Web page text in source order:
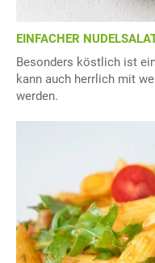
EINFACHER
Besonders köstlich ist
kann auch herrlich mit
werden.